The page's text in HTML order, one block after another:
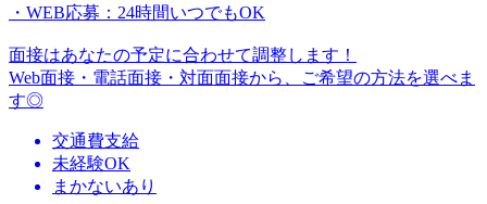
・WEB応募：24時間いつでもOK
面接はあなたの予定に合わせて調整します！
Web面接・電話面接・対面面接から、ご希望の方法を選べま
す◎
交通費支給
未経験OK
まかないあり